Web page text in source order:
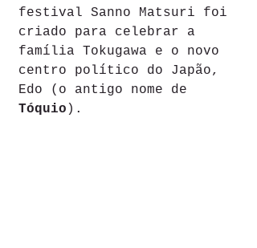
festival Sanno Matsuri foi
criado para celebrar a
família Tokugawa e o novo
centro político do Japão,
Edo (o antigo nome de
Tóquio ).